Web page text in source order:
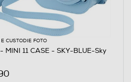
E CUSTODIE FOTO
MINI 11 CASE - SKY-BLUE-Sky